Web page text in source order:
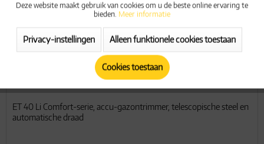
Mowox® ET 40 Li Accu grastrimmer
ET 40 Li Comfort-serie, accu-gazontrimmer, telescopische steel en
automatische draad
Functionele Actieve
Marketing Actieve
Service Actieve
Deze website maakt gebruik van cookies om u de beste online ervaring te
bieden. Meer informatie
Privacy-instellingen Alleen funktionele cookies toestaan
Cookies toestaan